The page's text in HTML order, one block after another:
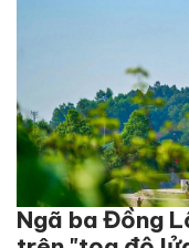
Thanh Hóa: Khơi
đoàn kết toàn dân
văn minh, hạnh phúc
Xem